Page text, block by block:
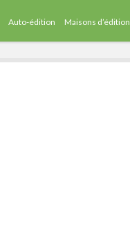
Auto-édition Maisons d’édition